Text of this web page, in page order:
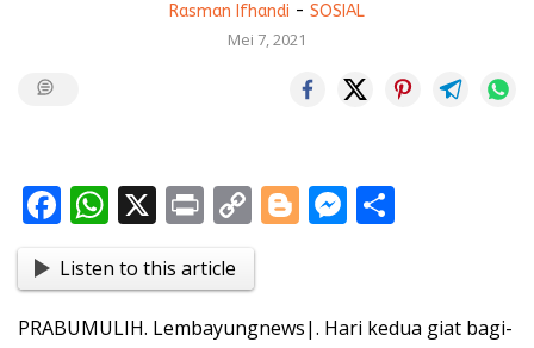
Rasman Ifhandi - SOSIAL
Mei 7, 2021
F
e
b
W
at
s
X Pr
t
C
o
p
y
Bl
g
M
e e
Listen to this article
PRABUMULIH. Lembayungnews|. Hari kedua giat bagi-